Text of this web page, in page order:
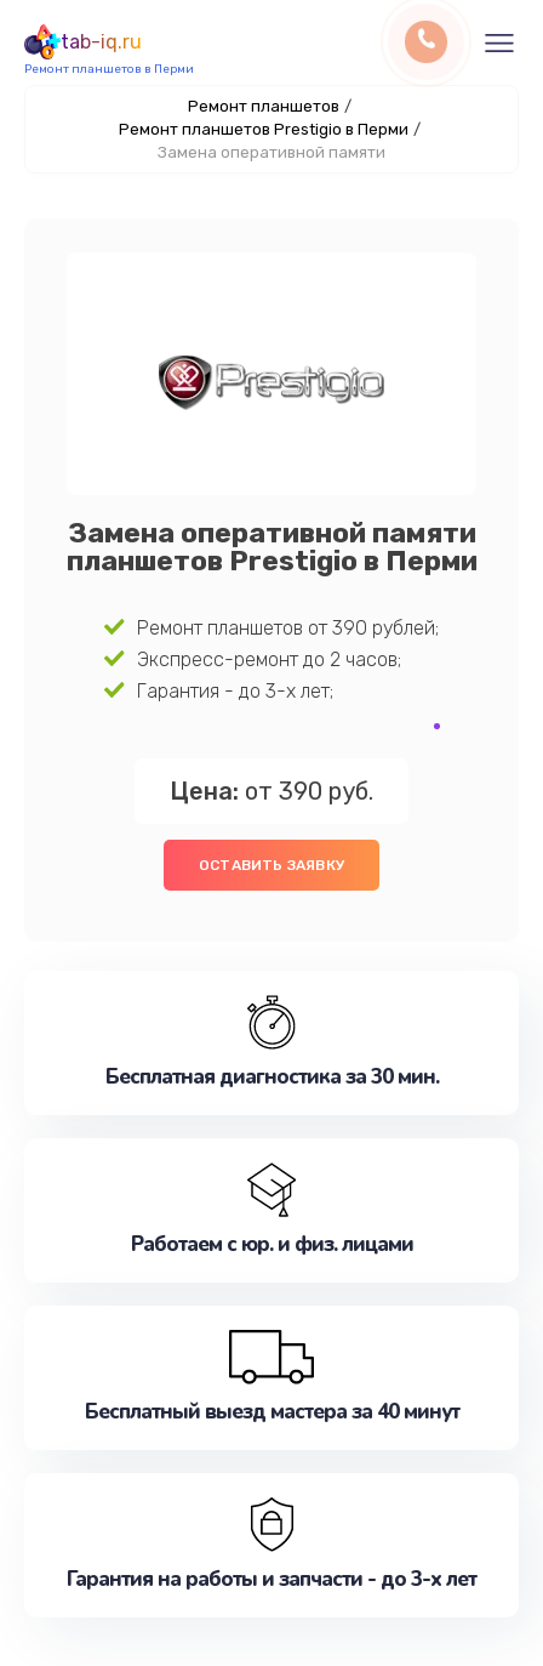
tab-iq.ru
Ремонт планшетов в Перми
Ремонт планшетов /
Ремонт планшетов Prestigio в Перми /
Замена оперативной памяти
Замена оперативной памяти
планшетов Prestigio в Перми
Ремонт планшетов от 390 рублей;
Экспресс-ремонт до 2 часов;
Гарантия - до 3-х лет;
Цена: от 390 руб.
ОСТАВИТЬ ЗАЯВКУ
Бесплатная диагностика за 30 мин.
Работаем с юр. и физ. лицами
Бесплатный выезд мастера за 40 минут
Гарантия на работы и запчасти - до 3-х лет